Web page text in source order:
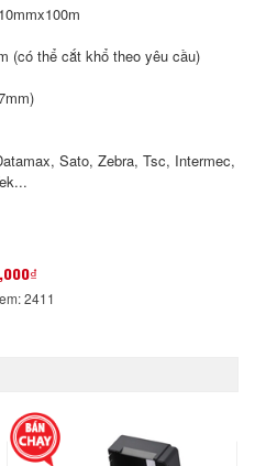
(có thể cắt khổ theo yêu cầu)
Sato, Zebra, Tsc, Intermec,
2411